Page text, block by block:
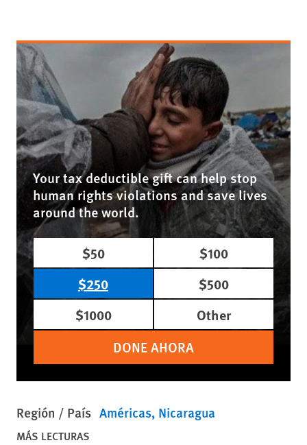
Your tax deductible gift can help stop
human rights violations and save lives
around the world.
$50
$100
$250
$500
$1000
Other
DONE AHORA
Región / País Américas Nicaragua
MÁS LECTURAS